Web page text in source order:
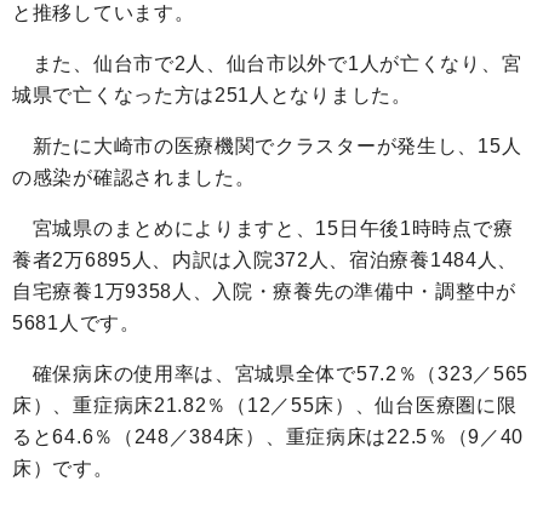
と推移しています。
また、仙台市で2人、仙台市以外で1 人が亡くなり、宮
城県で亡くなった方は251人となりました。
新たに大崎市の医療機関でクラスターが発生し、15人
の感染が確認されました。
宮城県のまとめによりますと、15日午後1時時点で療
養者2万6895人、内訳は入院372人、宿泊療養1484人、
自宅療養1万9358人、入院・療養先の準備中・調整中が
5681人です。
確保病床の使用率は、宮城県全体で57.2％（323／565
床）、重症病床21.82 ％（12／55床）、仙台医療圏に限
ると64.6％（248／384床）、重症病床は22.5％（9／40
床）です。